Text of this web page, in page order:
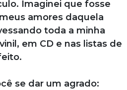
Imaginei que fosse
amores daquela
toda a minha
em CD e nas listas de
se dar um agrado: